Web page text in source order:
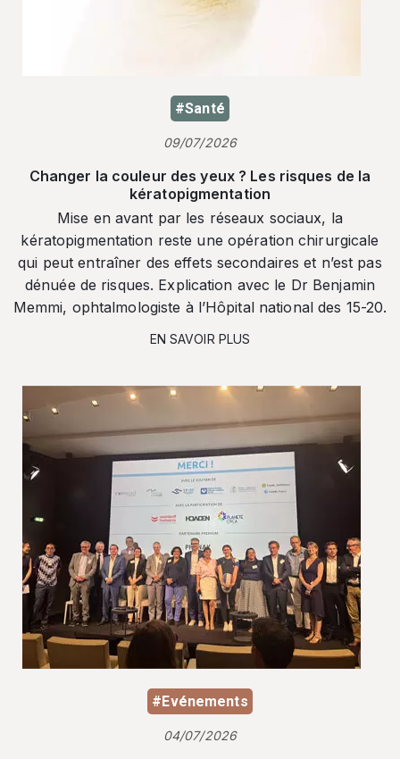
#Santé
09/07/2026
Changer la couleur des yeux ? Les risques de la
kératopigmentation
Mise en avant par les réseaux sociaux, la
kératopigmentation reste une opération chirurgicale
qui peut entraîner des effets secondaires et n’est pas
dénuée de risques. Explication avec le Dr Benjamin
Memmi, ophtalmologiste à l’Hôpital national des 15-20.
EN SAVOIR PLUS
#Evénements
04/07/2026